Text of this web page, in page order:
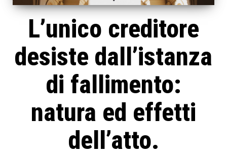
L’unico creditore
desiste dall’istanza
di fallimento:
natura ed effetti
dell’atto.